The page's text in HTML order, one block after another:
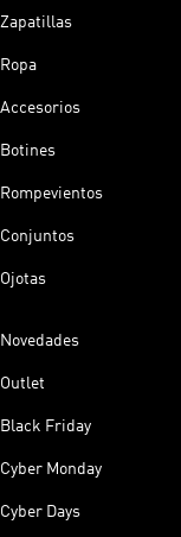
Zapatillas
Ropa
Accesorios
Botines
Rompevientos
Conjuntos
Ojotas
Novedades
Outlet
Black Friday
Cyber Monday
Cyber Days